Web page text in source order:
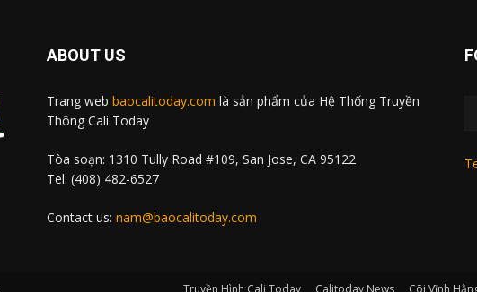
ABOUT US
Trang web baocalitoday.com là sản phẩm của Hệ Thống Truyền
Thông Cali Today
Tòa soạn: 1310 Tully Road #109, San Jose, CA 95122
Tel: (408) 482-6527
Contact us: nam@baocalitoday.com
Truyền Hình Cali Today Calitoday News Cõi Vĩnh